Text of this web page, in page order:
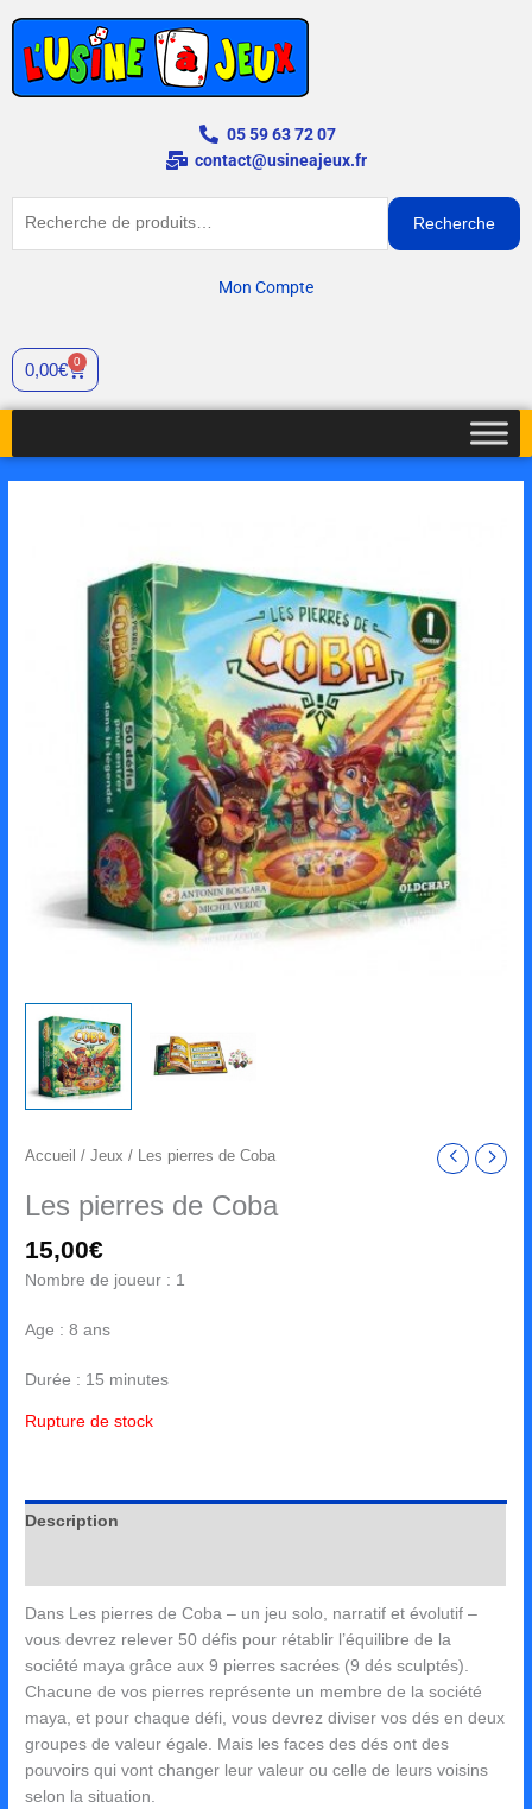
contenu
05 59 63 72 07
contact@usineajeux.fr
Recherche
Mon Compte
0,00€ 0
Panier
Accueil /Jeux / Les pierres de Coba
Les pierres de Coba
15,00€
Nombre de joueur : 1
Age : 8 ans
Durée : 15 minutes
Rupture de stock
Description
Dans Les pierres de Coba – un jeu solo, narratif et évolutif –
vous devrez relever 50 défis pour rétablir l’équilibre de la
société maya grâce aux 9 pierres sacrées (9 dés sculptés).
Chacune de vos pierres représente un membre de la société
maya, et pour chaque défi, vous devrez diviser vos dés en deux
groupes de valeur égale. Mais les faces des dés ont des
pouvoirs qui vont changer leur valeur ou celle de leurs voisins
selon la situation.